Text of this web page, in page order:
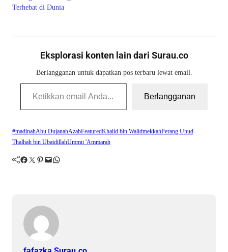
Terhebat di Dunia
Eksplorasi konten lain dari Surau.co
Berlangganan untuk dapatkan pos terbaru lewat email.
Ketikkan email Anda...
Berlangganan
#madinahAbu DujanahAzabFeaturedKhalid bin WalidmekkahPerang Uhud
Thalhah bin UbaidillahUmmu 'Ammarah
Facebook Twitter Pinterest Mail WhatsApp